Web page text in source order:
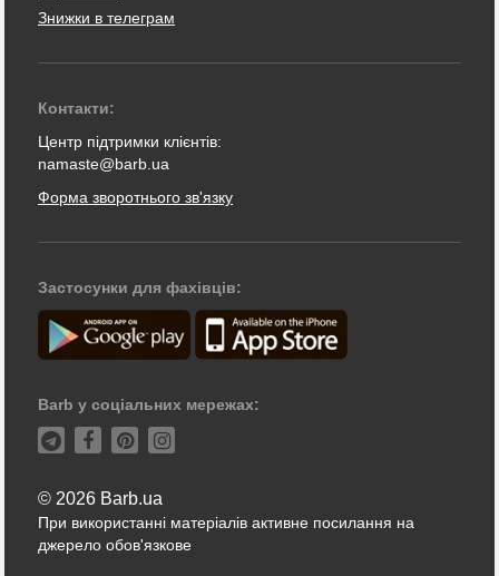
Знижки в телеграм
Контакти:
Центр підтримки клієнтів:
namaste@barb.ua
Форма зворотнього зв'язку
Застосунки для фахівців:
Barb у соціальних мережах:
© 2026 Barb.ua
При використанні матеріалів активне посилання на
джерело обов'язкове